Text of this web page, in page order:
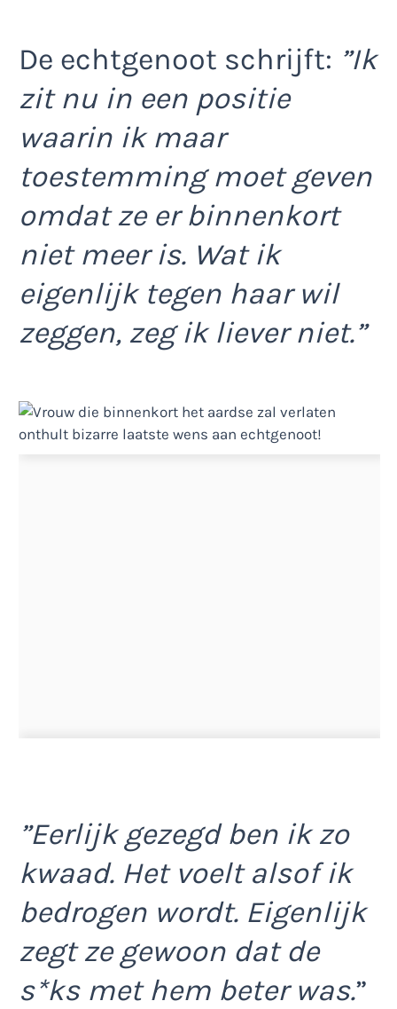
De echtgenoot schrijft: ”Ik
zit nu in een positie
waarin ik maar
toestemming moet geven
omdat ze er binnenkort
niet meer is. Wat ik
eigenlijk tegen haar wil
zeggen, zeg ik liever niet.”
”Eerlijk gezegd ben ik zo
kwaad. Het voelt alsof ik
bedrogen wordt. Eigenlijk
zegt ze gewoon dat de
s*ks met hem beter was.”